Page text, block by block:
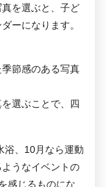
を選ぶと、子ど
ーになります。
節感のある写真
選ぶことで、四
浴、10月なら運動
うなイベントの
感じるものにな